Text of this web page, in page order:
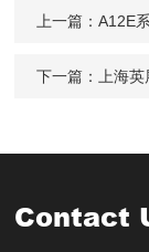
上一篇：A12E
下一篇： 上海
Contact